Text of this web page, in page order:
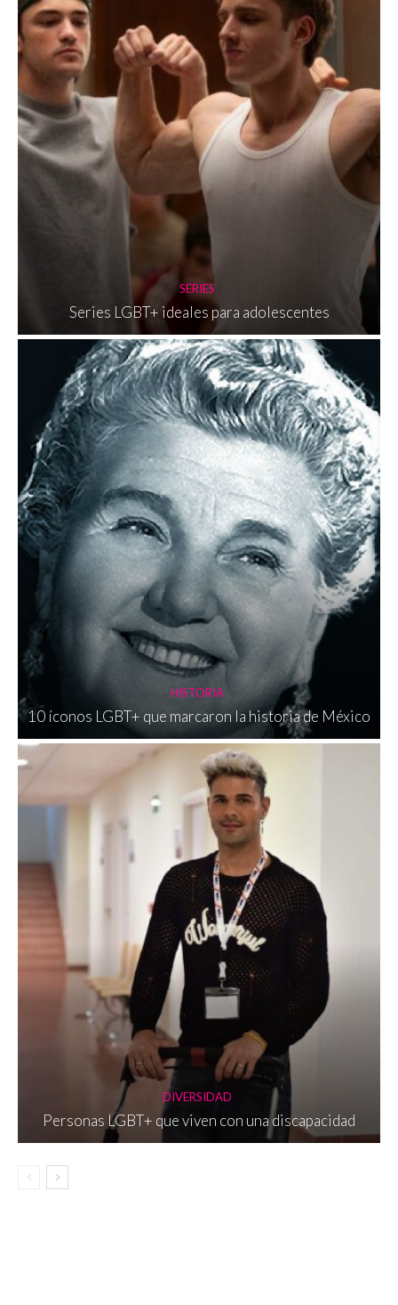
SERIES
Series LGBT+ ideales para adolescentes
HISTORIA
10 íconos LGBT+ que marcaron la historia de México
DIVERSIDAD
Personas LGBT+ que viven con una discapacidad